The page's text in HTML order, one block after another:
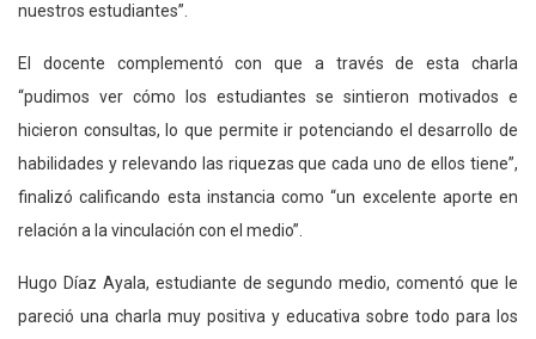
nuestros estudiantes”.
El docente complementó con que a través de esta charla
“pudimos ver cómo los estudiantes se sintieron motivados e
hicieron consultas, lo que permite ir potenciando el desarrollo de
habilidades y relevando las riquezas que cada uno de ellos tiene”,
finalizó calificando esta instancia como “un excelente aporte en
relación a la vinculación con el medio”.
Hugo Díaz Ayala, estudiante de segundo medio, comentó que le
pareció una charla muy positiva y educativa sobre todo para los